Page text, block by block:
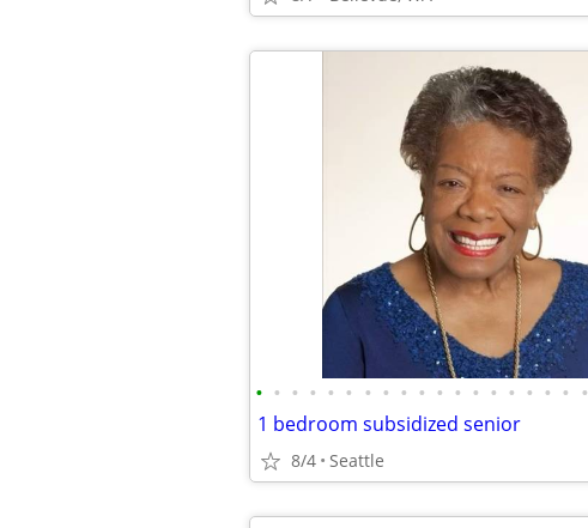
• • • • • • • • • • • • • • • • • • •
1 bedroom subsidized senior
8/4 Seattle